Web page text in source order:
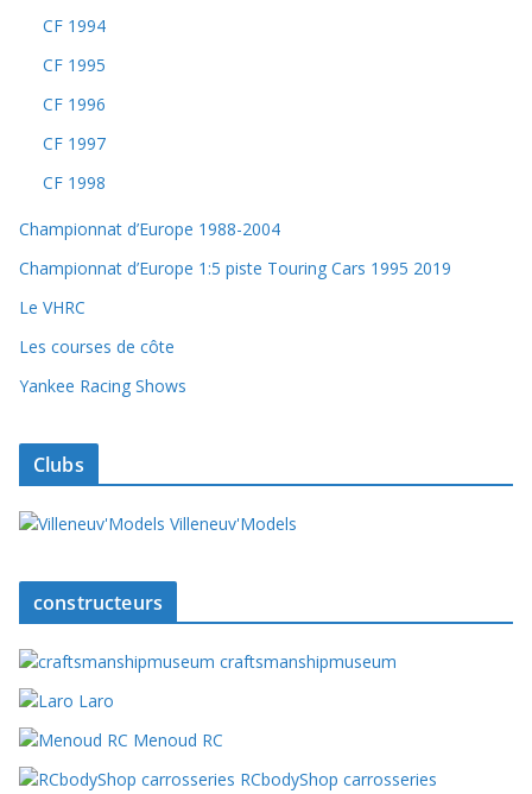
CF 1994
CF 1995
CF 1996
CF 1997
CF 1998
Championnat d’Europe 1988-2004
Championnat d’Europe 1:5 piste Touring Cars 1995 2019
Le VHRC
Les courses de côte
Yankee Racing Shows
Clubs
Villeneuv'Models
constructeurs
craftsmanshipmuseum
Laro
Menoud RC
RCbodyShop carrosseries